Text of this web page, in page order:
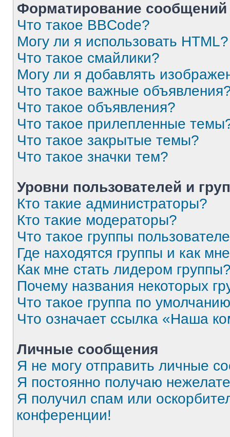
Форматирование
Что такое BBCode?
Могу ли я использовать HTML?
Что такое смайлики?
Могу ли я добавлять
Что такое важные
Что такое объявления?
Что такое прилепленные
Что такое закрытые темы?
Что такое значки тем?
Уровни пользователей и
Кто такие администраторы?
Кто такие модераторы?
Что такое группы
Где находятся группы и как
Как мне стать лидером
Почему названия некоторых
Что такое группа по
Что означает ссылка «Наша
Личные сообщения
Я не могу отправить личные
Я постоянно получаю
Я получил спам или
конференции!